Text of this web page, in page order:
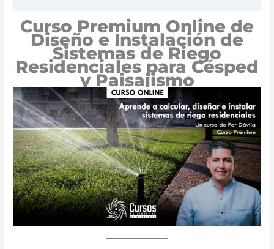
Curso Premium Online de
Diseño e Instalación de
Sistemas de Riego
Residenciales para Césped
y Paisajismo